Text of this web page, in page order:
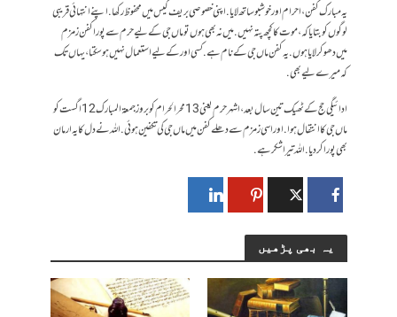
یہ مبارک کفن، احرام اور خوشبو ساتھ لایا. اپنی خصوصی بریف کیس میں محفوظ رکھا. اپنے انتہائی قریبی
لوگوں کو بتایا کہ، موت کا کچھ پتہ نہیں. میں نہ بھی ہوں تو ماں جی کے لیے حرم سے پورا کفن زمزم
میں دھو کر لایا ہوں. یہ کفن ماں جی کے نام ہے. کسی اور کے لیے استعمال نہیں ہوسکتا، یہاں تک
کہ میرے لیے بھی.
ادائیگی حج کے ٹھیک تین سال بعد، اشہر حرم یعنی 13 محرالحرام کو بروز جمعۃ المبارک 12 اگست کو
ماں جی کا انتقال ہوا. اور اسی زمزم سے دھلے کفن میں ماں جی کی تکفین ہوئی. اللہ نے دل کا یہ ارمان
بھی پورا کر دیا. اللہ تیرا شکر ہے.
یہ بھی پڑھیں